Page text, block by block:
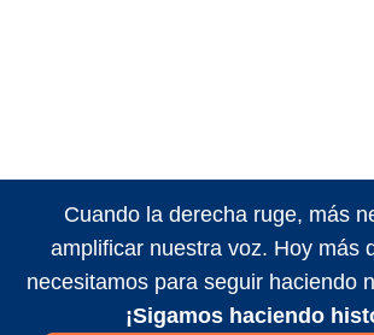
Cuando la derecha ruge, más
amplificar nuestra voz. Hoy más
necesitamos para seguir haciendo
¡Sigamos haciendo